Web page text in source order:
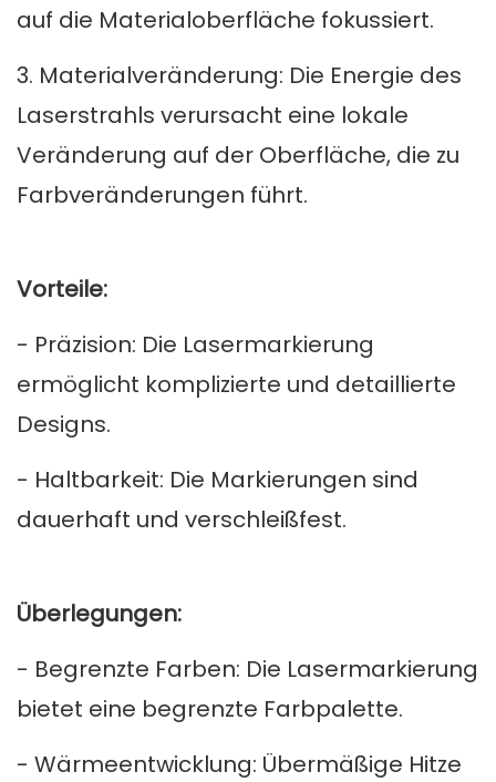
auf die Materialoberfläche fokussiert.
3. Materialveränderung: Die Energie des
Laserstrahls verursacht eine lokale
Veränderung auf der Oberfläche, die zu
Farbveränderungen führt.
Vorteile:
- Präzision: Die Lasermarkierung
ermöglicht komplizierte und detaillierte
Designs.
- Haltbarkeit: Die Markierungen sind
dauerhaft und verschleißfest.
Überlegungen:
- Begrenzte Farben: Die Lasermarkierung
bietet eine begrenzte Farbpalette.
- Wärmeentwicklung: Übermäßige Hitze